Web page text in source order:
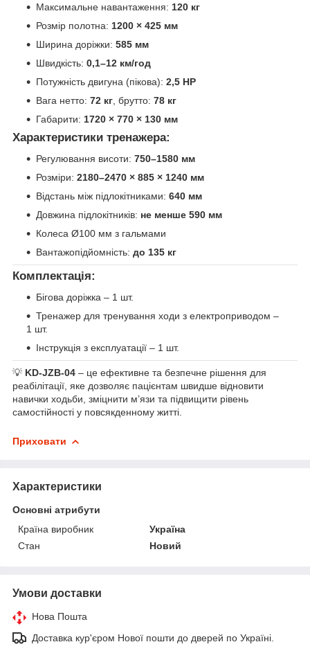
Максимальне навантаження: 120 кг
Розмір полотна: 1200 × 425 мм
Ширина доріжки: 585 мм
Швидкість: 0,1–12 км/год
Потужність двигуна (пікова): 2,5 HP
Вага нетто: 72 кг , брутто: 78 кг
Габарити: 1720 × 770 × 130 мм
Характеристики тренажера:
Регулювання висоти: 750–1580 мм
Розміри: 2180–2470 × 885 × 1240 мм
Відстань між підлокітниками: 640 мм
Довжина підлокітників: не менше 590 мм
Колеса Ø100 мм з гальмами
Вантажопідйомність: до 135 кг
Комплектація:
Бігова доріжка – 1 шт.
Тренажер для тренування ходи з електроприводом –
1 шт.
Інструкція з експлуатації – 1 шт.
💡 KD-JZB-04 – це ефективне та безпечне рішення для
реабілітації, яке дозволяє пацієнтам швидше відновити
навички ходьби, зміцнити м’язи та підвищити рівень
самостійності у повсякденному житті.
Приховати
Характеристики
Основні атрибути
Країна виробник
Україна
Стан
Новий
Умови доставки
Нова Пошта
Доставка кур'єром Нової пошти до дверей по Україні.